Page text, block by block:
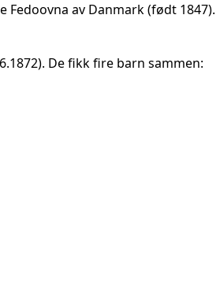
Fedoovna av Danmark (født 1847).
De fikk fire barn sammen: